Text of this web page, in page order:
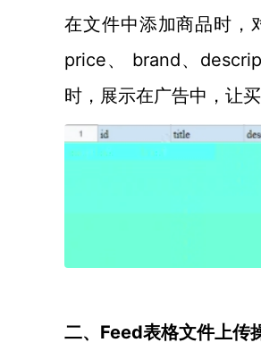
在文件中添加商品时，
price、 brand、
时，展示在广告中，让买
二、 Feed表格文件上传